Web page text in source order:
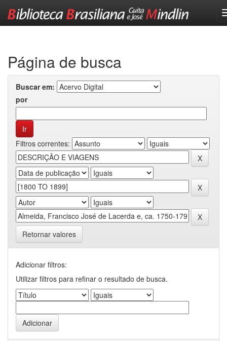
Página de busca
Buscar em:
por
Filtros correntes:
Retornar valores
Adicionar filtros:
Utilizar filtros para refinar o resultado de busca.